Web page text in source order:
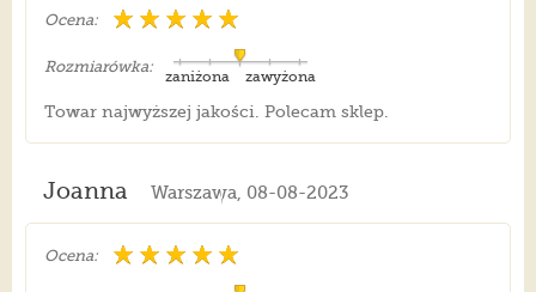
Ocena:
Rozmiarówka:
zawyżona
zaniżona
Towar najwyższej jakości. Polecam sklep.
Joanna Warszawa, 08-08-2023
Ocena: